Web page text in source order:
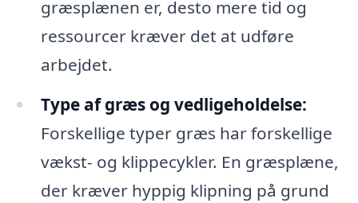
græsplænen er, desto mere tid og
ressourcer kræver det at udføre
arbejdet.
Type af græs og vedligeholdelse:
Forskellige typer græs har forskellige
vækst- og klippecykler. En græsplæne,
der kræver hyppig klipning på grund